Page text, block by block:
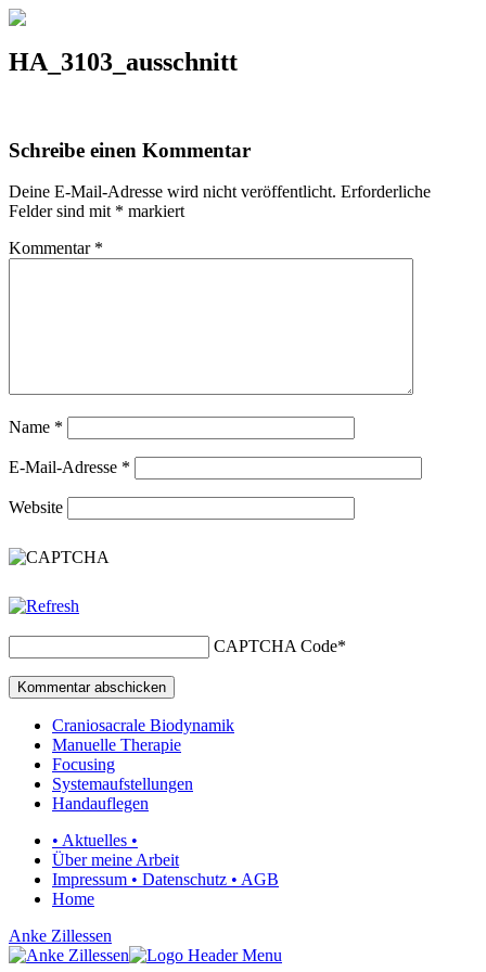
HA_3103_ausschnitt
Schreibe einen Kommentar
Deine E-Mail-Adresse wird nicht veröffentlicht. Erforderliche
Felder sind mit * markiert
Kommentar *
Name *
E-Mail-Adresse *
Website
CAPTCHA Code*
Craniosacrale Biodynamik
Manuelle Therapie
Focusing
Systemaufstellungen
Handauflegen
• Aktuelles •
Über meine Arbeit
Impressum • Datenschutz • AGB
Home
Anke Zillessen